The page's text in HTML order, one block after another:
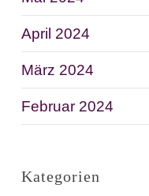
April 2024
März 2024
Februar 2024
Kategorien